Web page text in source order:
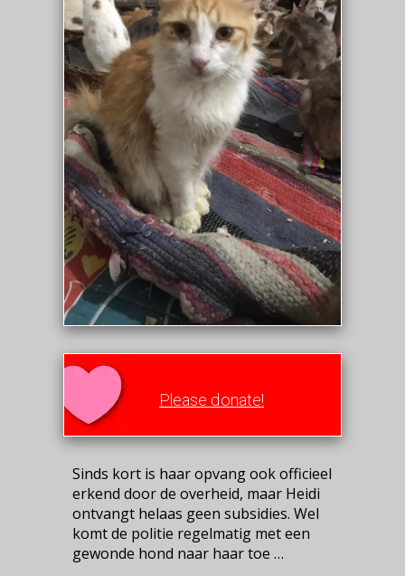
Please donate!
Sinds kort is haar opvang ook officieel
erkend door de overheid, maar Heidi
ontvangt helaas geen subsidies. Wel
komt de politie regelmatig met een
gewonde hond naar haar toe …